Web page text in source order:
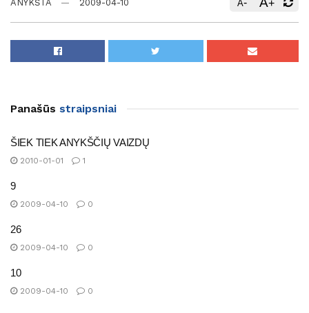
ANYKŠTA 2009-04-10 A +
Panašūs straipsniai
ŠIEK TIEK ANYKŠČIŲ VAIZDŲ
2010-01-01 1
9
2009-04-10 0
26
2009-04-10 0
10
2009-04-10 0